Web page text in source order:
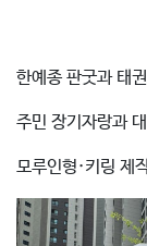
한예종 판굿과 태
주민 장기자랑과
모루인형·키링 제